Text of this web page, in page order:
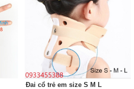
Đai cổ trẻ em size S M L